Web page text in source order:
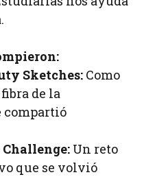
Sketches: Como
de la
compartió
Challenge: Un reto
que se volvió